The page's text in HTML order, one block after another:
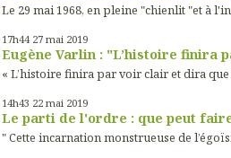
Le 29 mai 1968, en pleine "chienlit "et à
17h44 27 mai 2019
Eugène Varlin : "L’histoire finira
« L’histoire finira par voir clair et dira que
14h43 22 mai 2019
Le parti de l'ordre : que peut
" Cette incarnation monstrueuse de